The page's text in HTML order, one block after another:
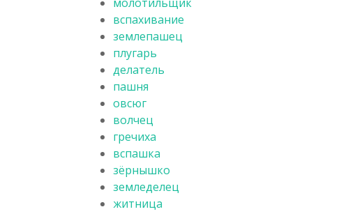
вспахивание
землепашец
плугарь
делатель
пашня
овсюг
волчец
гречиха
вспашка
зёрнышко
земледелец
житница